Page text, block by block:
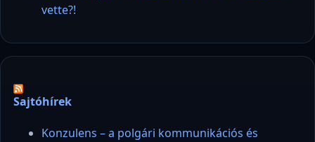
vette?!
Sajtóhírek
Konzulens – a polgári kommunikációs és